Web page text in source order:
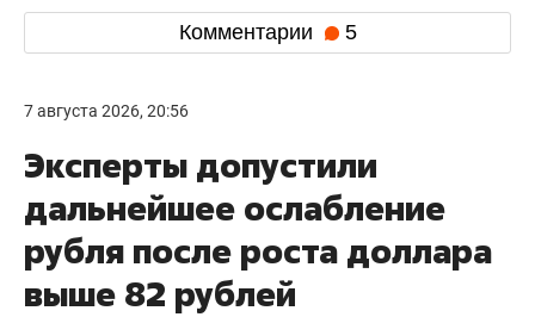
Комментарии 5
7 августа 2026, 20:56
Эксперты допустили
дальнейшее ослабление
рубля после роста доллара
выше 82 рублей